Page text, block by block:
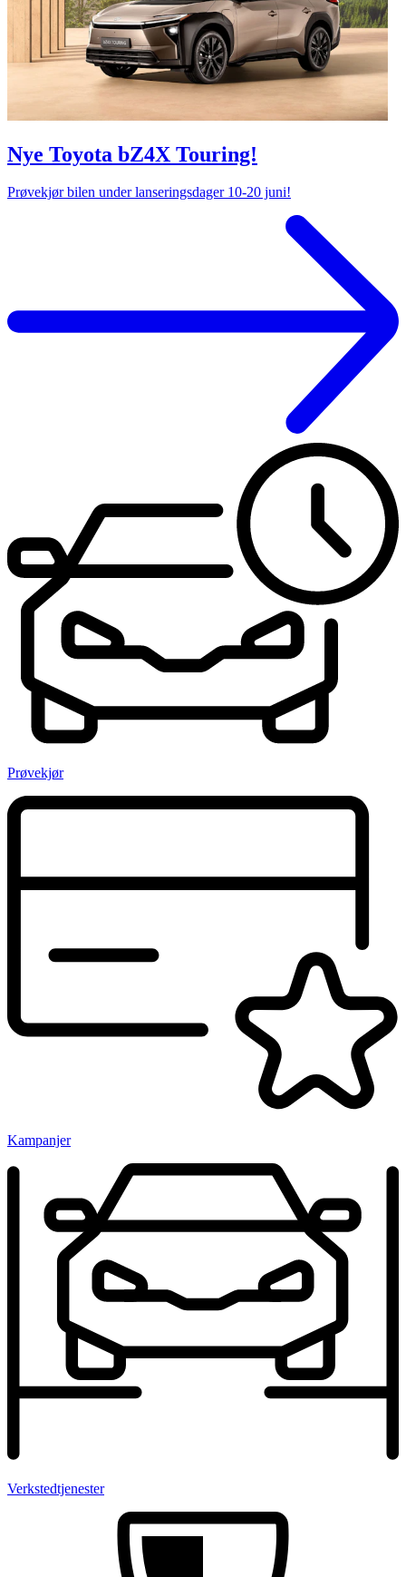
Nye Toyota bZ4X Touring!
Prøvekjør bilen under lanseringsdager 10-20 juni!
Prøvekjør
Kampanjer
Verksted­tjenester